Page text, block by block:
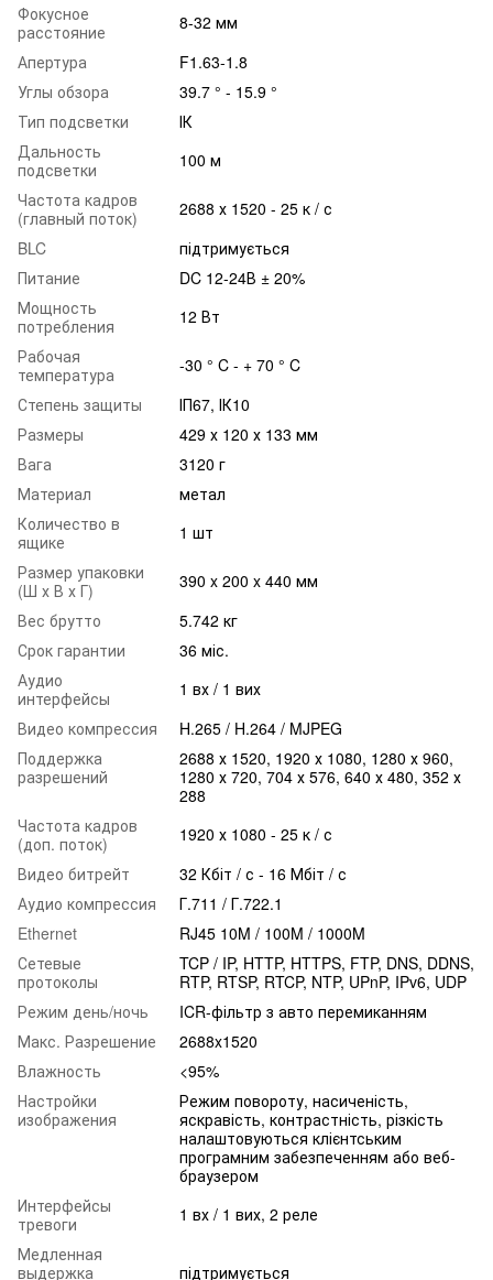
Фокусное
расстояние
8-32 мм
Апертура
F1.63-1.8
Углы обзора
39.7 ° - 15.9 °
Тип подсветки
ІК
Дальность
подсветки
100 м
Частота кадров
(главный поток)
2688 х 1520 - 25 к / с
BLC
підтримується
Питание
DC 12-24В ± 20%
Мощность
потребления
12 Вт
Рабочая
температура
-30 ° C - + 70 ° C
Степень защиты
ІП67, ІК10
Размеры
429 х 120 х 133 мм
Вага
3120 г
Материал
метал
Количество в
ящике
1 шт
Размер упаковки
(Ш х В х Г)
390 x 200 x 440 мм
Вес брутто
5.742 кг
Срок гарантии
36 міс.
Аудио
интерфейсы
1 вх / 1 вих
Видео компрессия
H.265 / H.264 / MJPEG
Поддержка
разрешений
2688 х 1520, 1920 х 1080, 1280 х 960,
1280 х 720, 704 х 576, 640 х 480, 352 х
288
Частота кадров
(доп. поток)
1920 х 1080 - 25 к / с
Видео битрейт
32 Кбіт / с - 16 Мбіт / с
Аудио компрессия
Г.711 / Г.722.1
Ethernet
RJ45 10M / 100M / 1000M
Сетевые
протоколы
TCP / IP, HTTP, HTTPS, FTP, DNS, DDNS,
RTP, RTSP, RTCP, NTP, UPnP, IPv6, UDP
Режим день/ночь
ICR-фільтр з авто перемиканням
Макс. Разрешение
2688x1520
Влажность
<95%
Настройки
изображения
Режим повороту, насиченість,
яскравість, контрастність, різкість
налаштовуються клієнтським
програмним забезпеченням або веб-
браузером
Интерфейсы
тревоги
1 вх / 1 вих, 2 реле
Медленная
выдержка
підтримується